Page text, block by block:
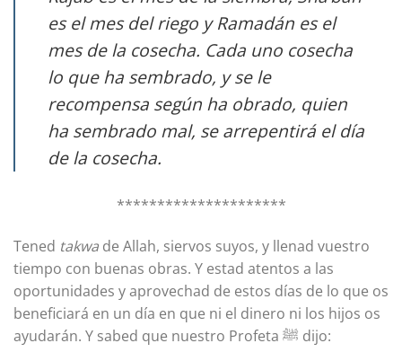
es el mes del riego y Ramadán es el
mes de la cosecha. Cada uno cosecha
lo que ha sembrado, y se le
recompensa según ha obrado, quien
ha sembrado mal, se arrepentirá el día
de la cosecha.
*********************
Tened takwa de Allah, siervos suyos, y llenad vuestro
tiempo con buenas obras. Y estad atentos a las
oportunidades y aprovechad de estos días de lo que os
beneficiará en un día en que ni el dinero ni los hijos os
ayudarán. Y sabed que nuestro Profeta ﷺ dijo: